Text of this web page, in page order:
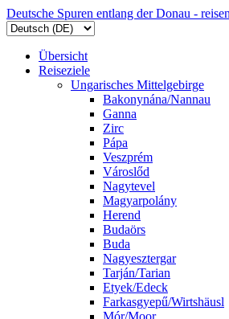
Deutsche Spuren entlang der Donau -
Übersicht
Reiseziele
Ungarisches Mittelgebirge
Bakonynána/Nannau
Ganna
Zirc
Pápa
Veszprém
Városlőd
Nagytevel
Magyarpolány
Herend
Budaörs
Buda
Nagyesztergar
Tarján/Tarian
Etyek/Edeck
Farkasgyepű/Wirtshäusl
Mór/Moor